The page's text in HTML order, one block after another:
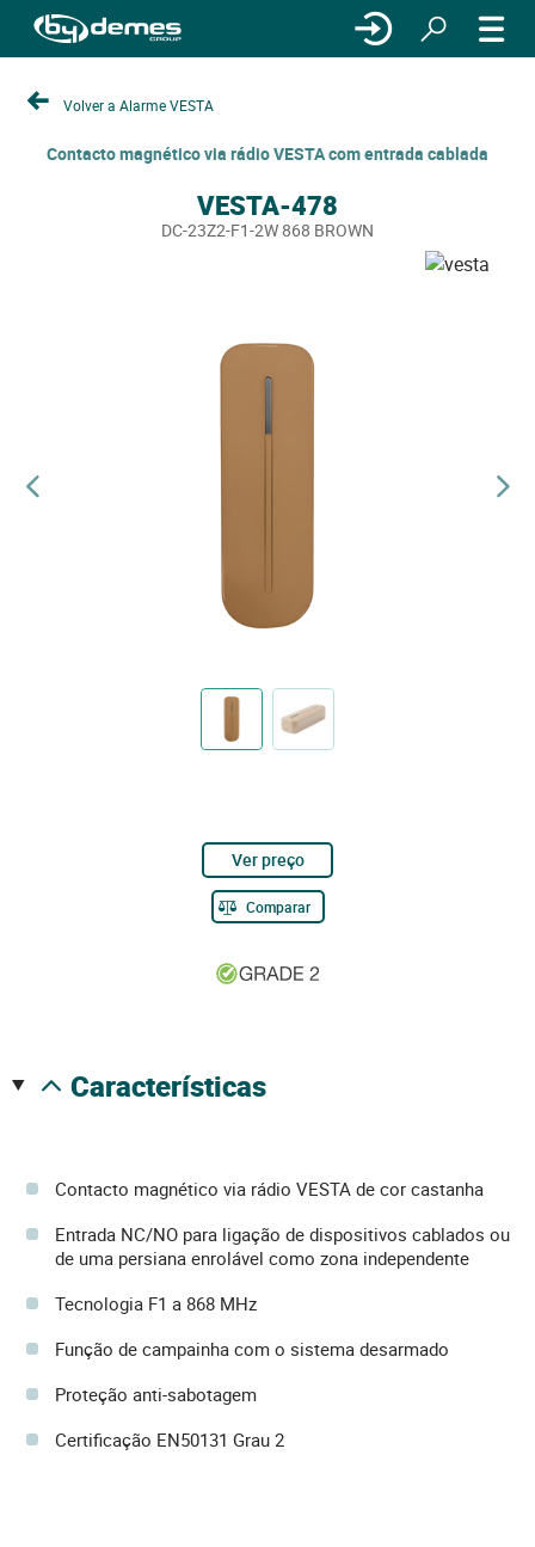
Volver a Alarme VESTA
Contacto magnético via rádio VESTA com entrada cablada
VESTA-478
DC-23Z2-F1-2W 868 BROWN
Ver preço
Comparar
características
Contacto magnético via rádio VESTA de cor castanha
Entrada NC/NO para ligação de dispositivos cablados ou
de uma persiana enrolável como zona independente
Tecnologia F1 a 868 MHz
Função de campainha com o sistema desarmado
Proteção anti-sabotagem
Certificação EN50131 Grau 2